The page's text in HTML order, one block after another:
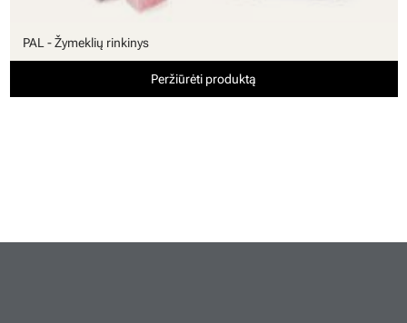
PAL - Žymeklių rinkinys
Peržiūrėti produktą